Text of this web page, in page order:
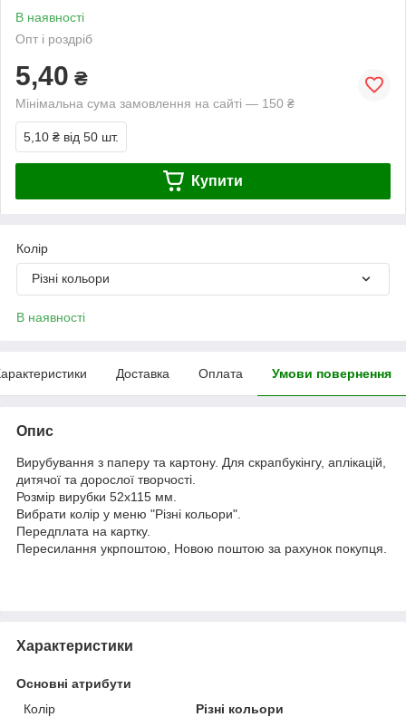
В наявності
Опт і роздріб
5,40 ₴
Мінімальна сума замовлення на сайті — 150 ₴
5,10 ₴ від 50 шт.
Купити
Колір
Різні кольори
В наявності
Доставка Оплата Умови повернення
Опис
Вирубування з паперу та картону. Для скрапбукінгу, аплікацій,
дитячої та дорослої творчості.
Розмір вирубки 52х115 мм.
Вибрати колір у меню "Різні кольори".
Передплата на картку.
Пересилання укрпоштою, Новою поштою за рахунок покупця.
Характеристики
Основні атрибути
Колір
Різні кольори